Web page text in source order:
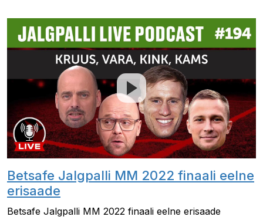
Betsafe Jalgpalli MM 2022 finaali eelne
erisaade
Betsafe Jalgpalli MM 2022 finaali eelne erisaade